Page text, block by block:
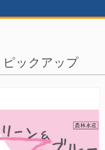
ピックアップ